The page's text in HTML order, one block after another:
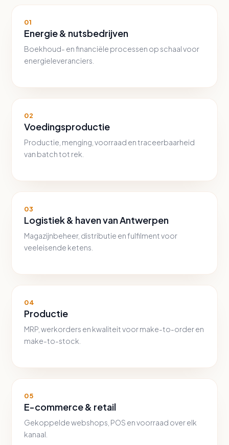
01
Energie & nutsbedrijven
Boekhoud- en financiële processen op schaal voor
energieleveranciers.
02
Voedingsproductie
Productie, menging, voorraad en traceerbaarheid
van batch tot rek.
03
Logistiek & haven van Antwerpen
Magazijnbeheer, distributie en fulfilment voor
veeleisende ketens.
04
Productie
MRP, werkorders en kwaliteit voor make-to-order en
make-to-stock.
05
E-commerce & retail
Gekoppelde webshops, POS en voorraad over elk
kanaal.